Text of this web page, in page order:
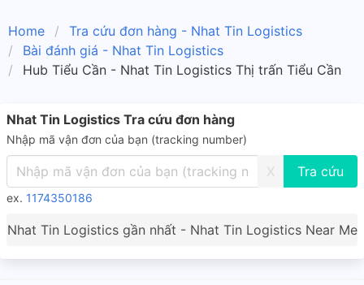
Home
Tra cứu đơn hàng - Nhat Tin Logistics
Bài đánh giá - Nhat Tin Logistics
Hub Tiểu Cần - Nhat Tin Logistics Thị trấn Tiểu Cần
Nhat Tin Logistics Tra cứu đơn hàng
Nhập mã vận đơn của bạn (tracking number)
X
ex. 1174350186
Nhat Tin Logistics gần nhất - Nhat Tin Logistics Near Me